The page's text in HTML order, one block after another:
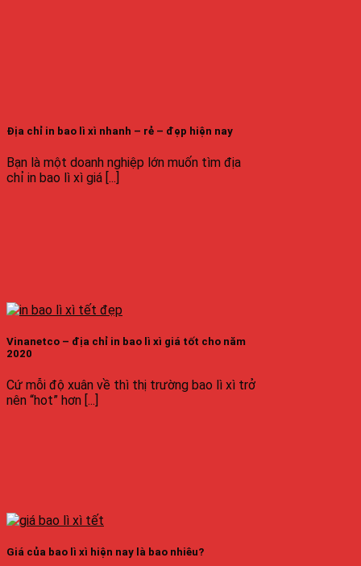
Địa chỉ in bao lì xì nhanh – rẻ – đẹp hiện nay
Bạn là một doanh nghiệp lớn muốn tìm địa
chỉ in bao lì xì giá [...]
Vinanetco – địa chỉ in bao lì xì giá tốt cho năm
2020
Cứ mỗi độ xuân về thì thị trường bao lì xì trở
nên “hot” hơn [...]
Giá của bao lì xì hiện nay là bao nhiêu?